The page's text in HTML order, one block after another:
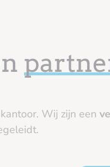
Wij zijn een